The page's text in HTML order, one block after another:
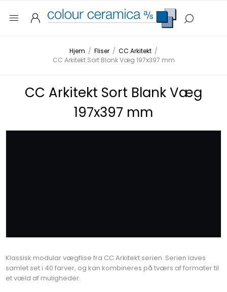
Hjem / Fliser / CC Arkitekt /
CC Arkitekt Sort Blank Væg 197x397 mm
CC Arkitekt Sort Blank Væg
197x397 mm
Klassisk modular vægflise fra CC Arkitekt serien. Serien laves
samlet set i 40 farver, og kan kombineres på tværs af formater til
et væld af muligheder.